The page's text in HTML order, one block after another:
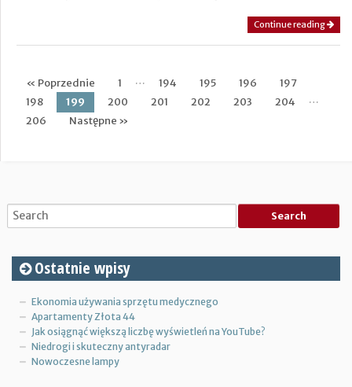
Continue reading
Post navigation
« Poprzednie 1 … 194 195 196
197
198
199 200 201 202 203 204
…
206
Następne »
Ostatnie wpisy
Ekonomia używania sprzętu medycznego
Apartamenty Złota 44
Jak osiągnąć większą liczbę wyświetleń na YouTube?
Niedrogi i skuteczny antyradar
Nowoczesne lampy